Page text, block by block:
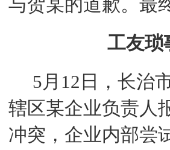
与贺某的道歉。最
工友琐
5月12日，长治
辖区某企业负责人
冲突，企业内部尝